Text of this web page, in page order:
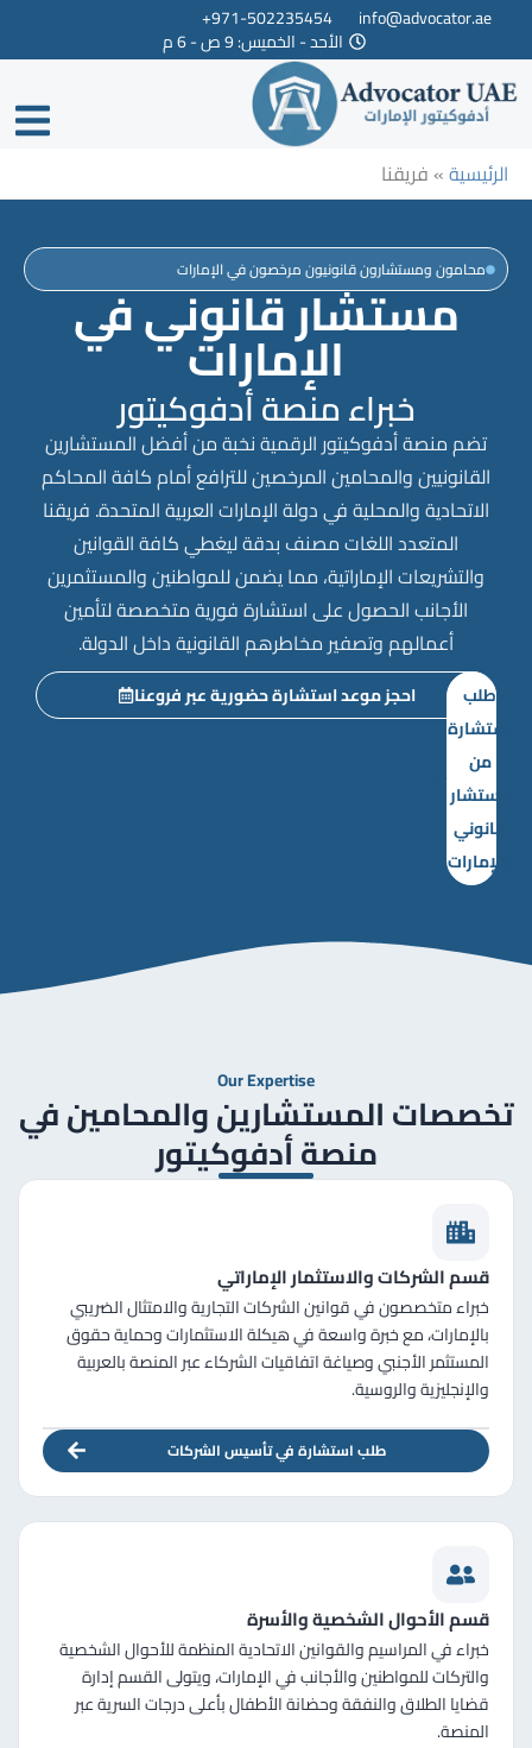
تخطي
المحتوى
info@advocator.ae
971-502235454+
الأحد - الخميس: 9 ص - 6 م
الرئيسية» فريقنا
محامون ومستشارون قانونيون مرخصون في الإمارات
مستشار قانوني في
الإمارات
خبراء منصة أدفوكيتور
تضم منصة أدفوكيتور الرقمية نخبة من أفضل المستشارين
القانونيين والمحامين المرخصين للترافع أمام كافة المحاكم
الاتحادية والمحلية في دولة الإمارات العربية المتحدة. فريقنا
المتعدد اللغات مصنف بدقة ليغطي كافة القوانين
والتشريعات الإماراتية، مما يضمن للمواطنين والمستثمرين
الأجانب الحصول على استشارة فورية متخصصة لتأمين
أعمالهم وتصفير مخاطرهم القانونية داخل الدولة.
طلب
استشارة
من
مستشار
قانوني
بالإمارات
احجز موعد استشارة حضورية عبر فروعنا
Our Expertise
تخصصات المستشارين والمحامين في
منصة أدفوكيتور
قسم الشركات والاستثمار الإماراتي
خبراء متخصصون في قوانين الشركات التجارية والامتثال الضريبي
بالإمارات، مع خبرة واسعة في هيكلة الاستثمارات وحماية حقوق
المستثمر الأجنبي وصياغة اتفاقيات الشركاء عبر المنصة بالعربية
والإنجليزية والروسية.
طلب استشارة في تأسيس الشركات
قسم الأحوال الشخصية والأسرة
خبراء في المراسيم والقوانين الاتحادية المنظمة للأحوال الشخصية
والتركات للمواطنين والأجانب في الإمارات، ويتولى القسم إدارة
قضايا الطلاق والنفقة وحضانة الأطفال بأعلى درجات السرية عبر
المنصة.